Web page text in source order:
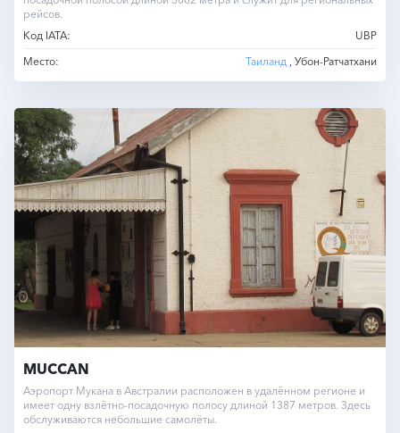
рейсов.
Код IATA:
UBP
Место:
Таиланд , Убон-Ратчатхани
MUCCAN
Аэропорт Мукана в Австралии расположен в удалённом регионе и
имеет одну взлётно-посадочную полосу длиной 1387 метров. Здесь
обслуживаются небольшие самолёты.